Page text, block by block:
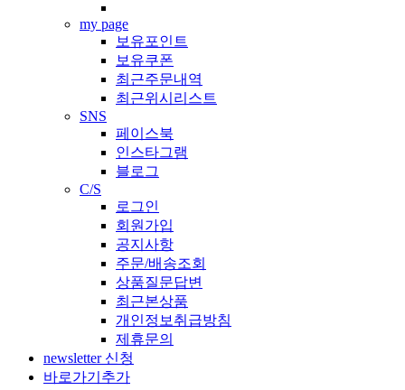
my page
보유포인트
보유쿠폰
최근주문내역
최근위시리스트
SNS
페이스북
인스타그램
블로그
C/S
로그인
회원가입
공지사항
주문/배송조회
상품질문답변
최근본상품
개인정보취급방침
제휴문의
newsletter 신청
바로가기추가